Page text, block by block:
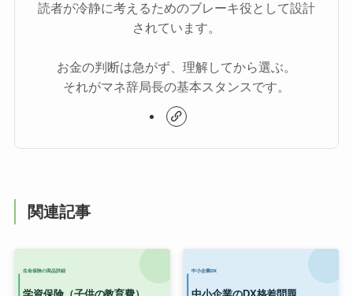
読者が冷静に考えるためのブレーキ役として設計
されています。
お金の判断は急がず、理解してから選ぶ。
それがマネ辞局長の基本スタンスです。
関連記事